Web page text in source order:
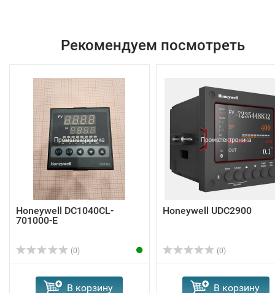
Рекомендуем посмотреть
Honeywell DC1040CL-
701000-E
(0)
В корзину
Honeywell UDC2900
(0)
В корзину